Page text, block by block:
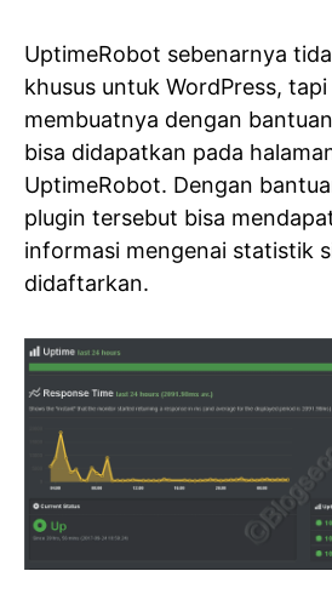
UptimeRobot sebenarnya
khusus untuk WordPress,
membuatnya dengan
bisa didapatkan pada
UptimeRobot. Dengan
plugin tersebut bisa
informasi mengenai statistik
didaftarkan.